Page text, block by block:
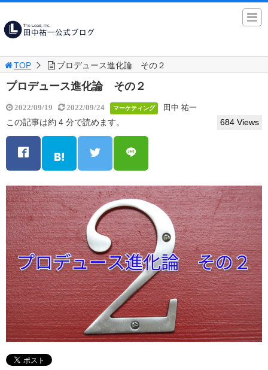
TOP プロデュース進化論 その２
プロデュース進化論 その２
2022/09/19 2022/09/24 マーケティング 田中 祐一
この記事は約 4 分で読めます。 684 Views